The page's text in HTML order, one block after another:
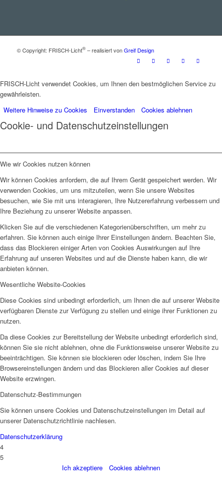
© Copyright: FRISCH-Licht®– realisiert vonGreif Design
FRISCH-Licht verwendet Cookies, um Ihnen den bestmöglichen Service zu
gewährleisten.
Weitere Hinweise zu Cookies
Einverstanden Cookies ablehnen
Cookie- und Datenschutzeinstellungen
Wie wir Cookies nutzen können
Wir können Cookies anfordern, die auf Ihrem Gerät gespeichert werden. Wir
verwenden Cookies, um uns mitzuteilen, wenn Sie unsere Websites
besuchen, wie Sie mit uns interagieren, Ihre Nutzererfahrung verbessern und
Ihre Beziehung zu unserer Website anpassen.
Klicken Sie auf die verschiedenen Kategorienüberschriften, um mehr zu
erfahren. Sie können auch einige Ihrer Einstellungen ändern. Beachten Sie,
dass das Blockieren einiger Arten von Cookies Auswirkungen auf Ihre
Erfahrung auf unseren Websites und auf die Dienste haben kann, die wir
anbieten können.
Wesentliche Website-Cookies
Diese Cookies sind unbedingt erforderlich, um Ihnen die auf unserer Website
verfügbaren Dienste zur Verfügung zu stellen und einige ihrer Funktionen zu
nutzen.
Da diese Cookies zur Bereitstellung der Website unbedingt erforderlich sind,
können Sie sie nicht ablehnen, ohne die Funktionsweise unserer Website zu
beeinträchtigen. Sie können sie blockieren oder löschen, indem Sie Ihre
Browsereinstellungen ändern und das Blockieren aller Cookies auf dieser
Website erzwingen.
Datenschutz-Bestimmungen
Sie können unsere Cookies und Datenschutzeinstellungen im Detail auf
unserer Datenschutzrichtlinie nachlesen.
Datenschutzerklärung
4
5
Ich akzeptiere
Cookies ablehnen